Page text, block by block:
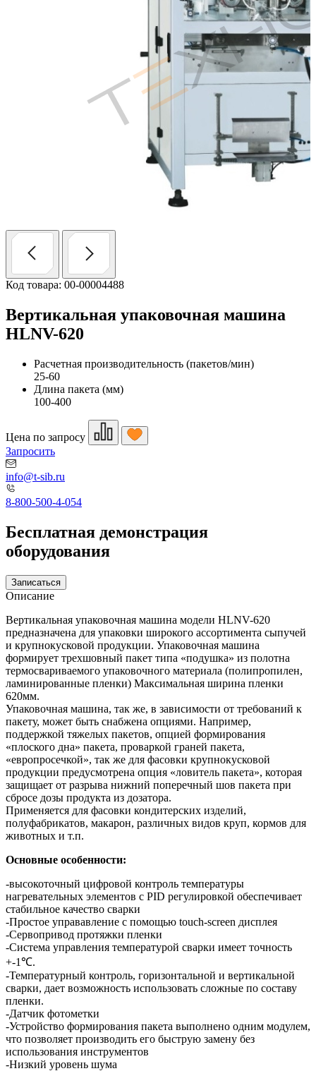
Код товара: 00-00004488
Вертикальная упаковочная машина
HLNV-620
Расчетная производительность (пакетов/мин)
25-60
Длина пакета (мм)
100-400
Цена по запросу
Запросить
info@t-sib.ru
8-800-500-4-054
Бесплатная демонстрация
оборудования
Записаться
Описание
Вертикальная упаковочная машина модели HLNV-620
предназначена для упаковки широкого ассортимента сыпучей
и крупнокусковой продукции. Упаковочная машина
формирует трехшовный пакет типа «подушка» из полотна
термосвариваемого упаковочного материала (полипропилен,
ламинированные пленки) Максимальная ширина пленки
620мм.
Упаковочная машина, так же, в зависимости от требований к
пакету, может быть снабжена опциями. Например,
поддержкой тяжелых пакетов, опцией формирования
«плоского дна» пакета, проваркой граней пакета,
«европросечкой», так же для фасовки крупнокусковой
продукции предусмотрена опция «ловитель пакета», которая
защищает от разрыва нижний поперечный шов пакета при
сбросе дозы продукта из дозатора.
Применяется для фасовки кондитерских изделий,
полуфабрикатов, макарон, различных видов круп, кормов для
животных и т.п.
Основные особенности:
-высокоточный цифровой контроль температуры
нагревательных элементов c PID регулировкой обеспечивает
стабильное качество сварки
-Простое управавление с помощью touch-screen дисплея
-Сервопривод протяжки пленки
-Система управления температурой сварки имеет точность
+-1℃.
-Температурный контроль, горизонтальной и вертикальной
сварки, дает возможность использовать сложные по составу
пленки.
-Датчик фотометки
-Устройство формирования пакета выполнено одним модулем,
что позволяет производить его быструю замену без
использования инструментов
-Низкий уровень шума